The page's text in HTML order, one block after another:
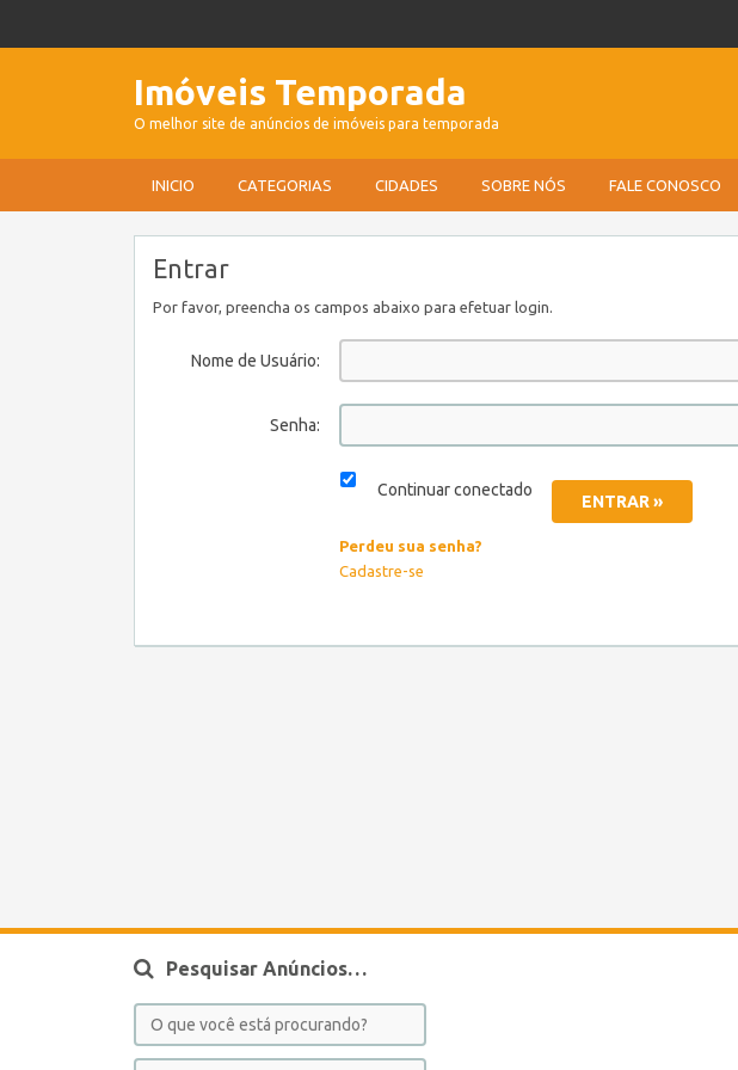
Imóveis Temporada
O melhor site de anúncios de imóveis para temporada
INICIO CATEGORIAS CIDADES SOBRE NÓS FALE CONOSCO
Entrar
Por favor, preencha os campos abaixo para efetuar login.
Nome de Usuário:
Senha:
Continuar conectado
Perdeu sua senha?
Cadastre-se
Pesquisar Anúncios…